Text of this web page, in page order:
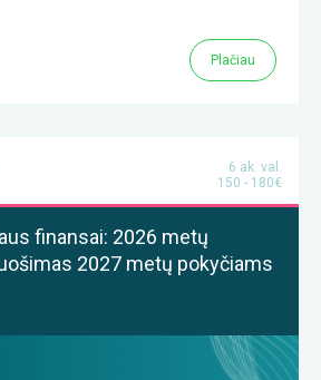
Plačiau
6 ak. val.
150 - 180€
finansai: 2026 metų
2027 metų pokyčiams